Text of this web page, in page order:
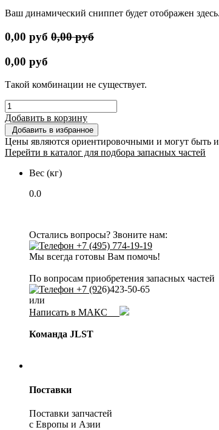
Ваш динамический сниппет будет отображен
0,00 руб 0,00руб
0,00 руб
Такой комбинации не существует.
Добавить в корзину
Добавить в избранное
Цены являются ориентировочными и могут быть
Перейти в каталог для подбора запасных частей
Вес (кг)
0.0
Остались вопросы? Звоните нам:
+7 (495) 774-19-19
Мы всегда готовы Вам помочь!
По вопросам приобретения запасных частей
+7 (926)423-50-65
или
Написать в МАКС
Команда JLST
Поставки
Поставки запчастей
с Европы и Азии